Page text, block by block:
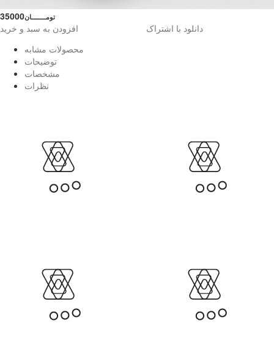
35000تومــــــــان
افزودن به سبد و خرید
دانلود با اشتراک
محصولات مشابه
توضیحات
مشخصات
نظرات